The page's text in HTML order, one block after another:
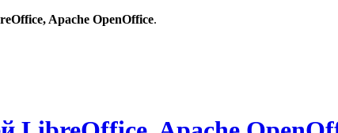
Apache OpenOffice.